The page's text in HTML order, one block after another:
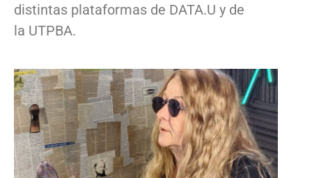
distintas plataformas de DATA.U y de
la UTPBA.